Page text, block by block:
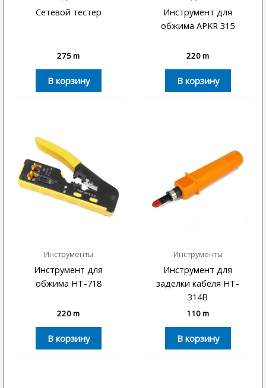
Сетевой тестер
275m
В корзину
Инструмент для
обжима APKR 315
220m
В корзину
Инструменты
Инструмент для
обжима HT-718
220m
В корзину
Инструменты
Инструмент для
заделки кабеля HT-
314B
110m
В корзину